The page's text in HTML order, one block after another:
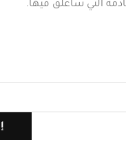
التي سأعلق فيها.